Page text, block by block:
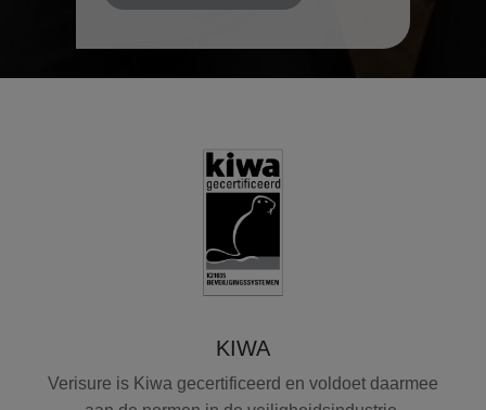
KIWA
Verisure is Kiwa gecertificeerd en voldoet daarmee